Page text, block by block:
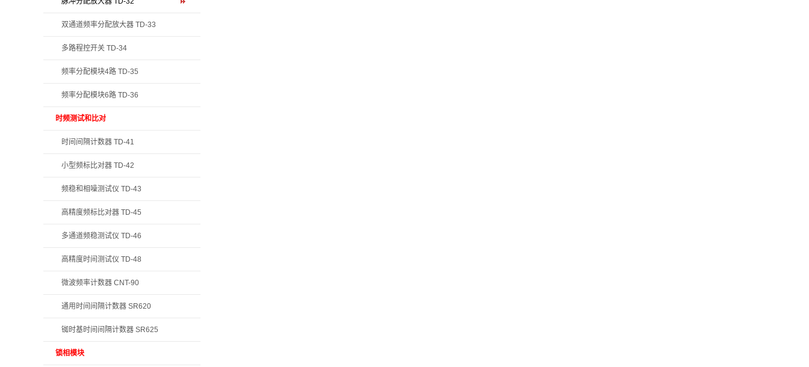
双通道频率分配放大器 TD-33
多路程控开关 TD-34
频率分配模块4路 TD-35
频率分配模块6路 TD-36
时频测试和比对
时间间隔计数器 TD-41
小型频标比对器 TD-42
频稳和相噪测试仪 TD-43
高精度频标比对器 TD-45
多通道频稳测试仪 TD-46
高精度时间测试仪 TD-48
微波频率计数器 CNT-90
通用时间间隔计数器 SR620
铷时基时间间隔计数器 SR625
锁相模块